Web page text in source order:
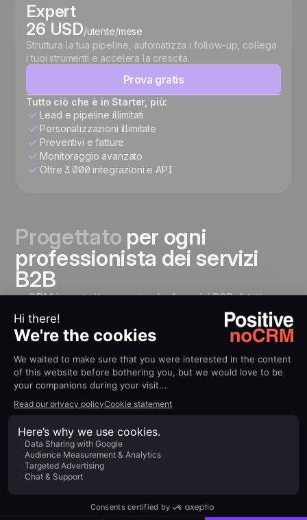
Expert
26 USD/utente/mese
Struttura la tua pipeline, automatizza i follow-up, collega
i tuoi strumenti e accelera la crescita.
Prova gratis
Tutto ciò che è in Starter, più:
Lead e pipeline illimitati
Personalizzazioni illimitate
Preventivi e fatture
Monitoraggio avanzato
Oltre 3.000 integrazioni e API
Progettato per ogni
professionista dei servizi
B2B
noCRM è costruito per aziende di servizi B2B di tutte
le dimensioni e settori che hanno bisogno di uno
strumento semplice per gestire le loro vendite.
Fornitori di servizi B2B